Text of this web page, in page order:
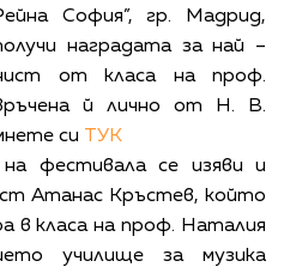
София”, гр. Мадрид,
наградата за най –
от класа на проф.
й лично от Н. В.
си ТУК
фестивала се изяви и
Атанас Кръстев, който
в класа на проф. Наталия
училище за музика